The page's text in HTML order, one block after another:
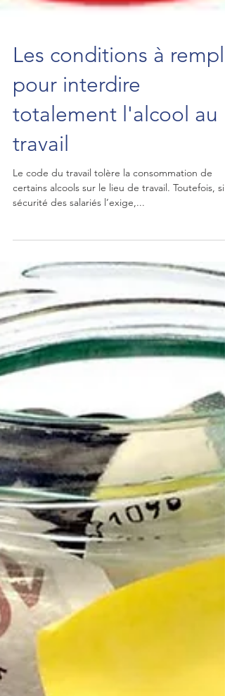
Les conditions à remplir
pour interdire
totalement l'alcool au
travail
Le code du travail tolère la consommation de